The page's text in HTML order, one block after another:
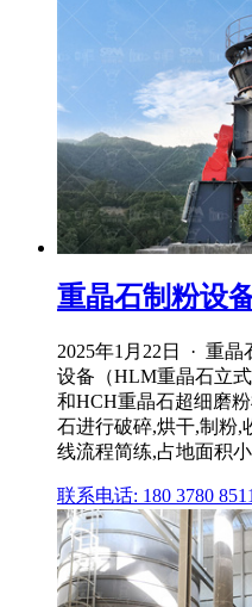
重晶石制粉设
2025年1月22日 · 重
设备（HLM重晶石立
和HCH重晶石超细磨
石进行破碎,烘干,制粉,
线流程简练,占地面积
联系电话: 180 3780 8511